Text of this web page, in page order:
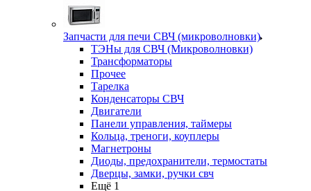
Запчасти для печи СВЧ (микроволновки)
ТЭНы для СВЧ (Микроволновки)
Трансформаторы
Прочее
Тарелка
Конденсаторы СВЧ
Двигатели
Панели управления, таймеры
Кольца, треноги, коуплеры
Магнетроны
Диоды, предохранители, термостаты
Дверцы, замки, ручки свч
Ещё 1